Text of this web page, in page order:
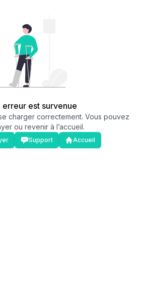
erreur est survenue
charger correctement. Vous pouvez
ou revenir à l’accueil.
Support Accueil